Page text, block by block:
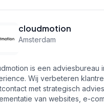
cloudmotion
Amsterdam
is een adviesbureau
Wij verbeteren
met strategisch
van websites, e-